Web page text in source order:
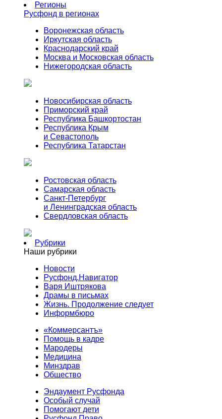
Регионы
Русфонд в регионах
Воронежская область
Иркутская область
Краснодарский край
Москва и Московская область
Нижегородская область
Новосибирская область
Приморский край
Республика Башкортостан
Республика Крым
и Севастополь
Республика Татарстан
Ростовская область
Самарская область
Санкт-Петербург
и Ленинградская область
Свердловская область
Рубрики
Наши рубрики
Новости
Русфонд.Навигатор
Варя Иштрякова
Драмы в письмах
Жизнь. Продолжение следует
Информбюро
«Коммерсантъ»
Помощь в кадре
Мародеры
Медицина
Минздрав
Общество
Эндаумент Русфонда
Особый случай
Помогают дети